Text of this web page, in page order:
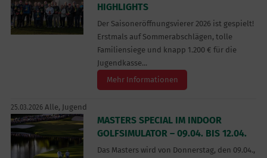
HIGHLIGHTS
Der Saisoneröffnungsvierer 2026 ist gespielt!
Erstmals auf Sommerabschlägen, tolle
Familiensiege und knapp 1.200 € für die
Jugendkasse...
Mehr Informationen
25.03.2026 Alle, Jugend
MASTERS SPECIAL IM INDOOR
GOLFSIMULATOR – 09.04. BIS 12.04.
Das Masters wird von Donnerstag, den 09.04.,